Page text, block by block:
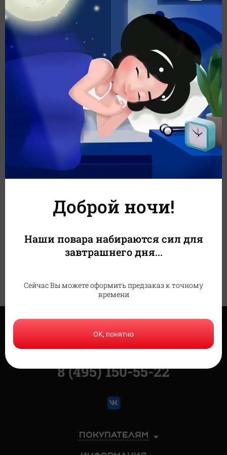
Сеты
Холодные
роллы
Горячее
Суши
Покупателям
8 (495) 150-55-22
Доброй ночи!
Наши повара набираются сил для
завтрашнего дня...
Сейчас Вы можете оформить предзаказ к точному
времени
OK, понятно